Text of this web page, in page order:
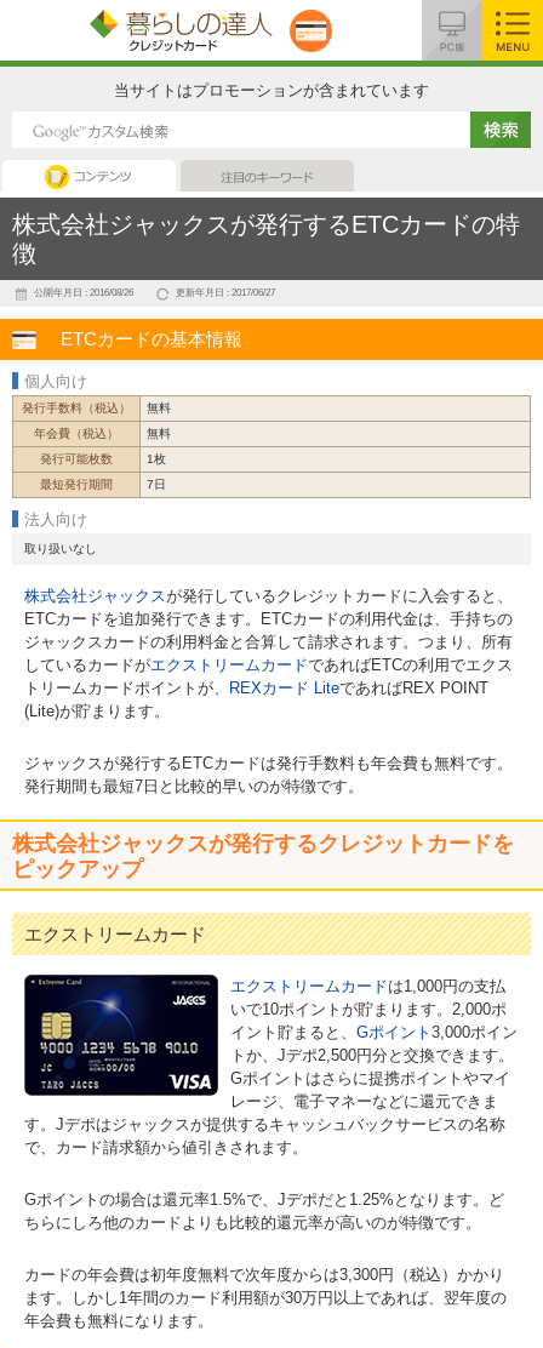
MENU
当サイトはプロモーションが含まれています
コンテンツ 注目のキーワード
株式会社ジャックスが発行するETCカードの特
徴
公開年月日 : 2016/08/26 更新年月日 : 2017/06/27
ETCカードの基本情報
個人向け
発行手数料（税込）
無料
年会費（税込）
無料
発行可能枚数
1枚
最短発行期間
7日
法人向け
取り扱いなし
株式会社ジャックスが発行しているクレジットカードに入会すると、
ETCカードを追加発行できます。ETCカードの利用代金は、手持ちの
ジャックスカードの利用料金と合算して請求されます。つまり、所有
しているカードがエクストリームカードであればETCの利用でエクス
トリームカードポイントが、
REXカード LiteであればREX POINT
(Lite)が貯まります。
ジャックスが発行するETCカードは発行手数料も年会費も無料です。
発行期間も最短7日と比較的早いのが特徴です。
株式会社ジャックスが発行するクレジットカードを
ピックアップ
エクストリームカード
エクストリームカードは1,000円の支払
いで10ポイントが貯まります。2,000ポ
イント貯まると、 Gポイント 3,000ポイン
トか、Jデポ2,500円分と交換できます。
Gポイントはさらに提携ポイントやマイ
レージ、電子マネーなどに還元できま
す。Jデポはジャックスが提供するキャッシュバックサービスの名称
で、カード請求額から値引きされます。
Gポイントの場合は還元率1.5%で、Jデポだと1.25%となります。ど
ちらにしろ他のカードよりも比較的還元率が高いのが特徴です。
カードの年会費は初年度無料で次年度からは3,300円（税込）かかり
ます。しかし1年間のカード利用額が30万円以上であれば、翌年度の
年会費も無料になります。